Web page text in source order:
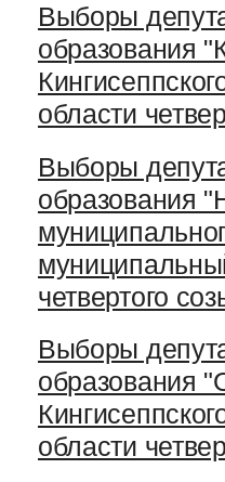
Выборы
образования
области
Выборы
образования
четвертого
Выборы
образования
области